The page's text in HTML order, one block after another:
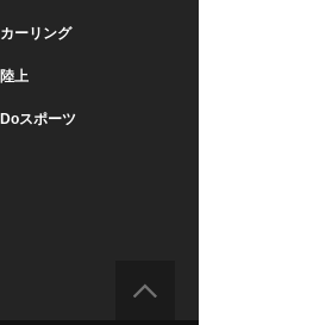
カーリング
陸上
Doスポーツ